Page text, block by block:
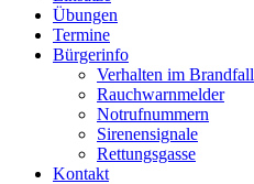
Übungen
Termine
Bürgerinfo
Verhalten im Brandfall
Rauchwarnmelder
Notrufnummern
Sirenensignale
Rettungsgasse
Kontakt